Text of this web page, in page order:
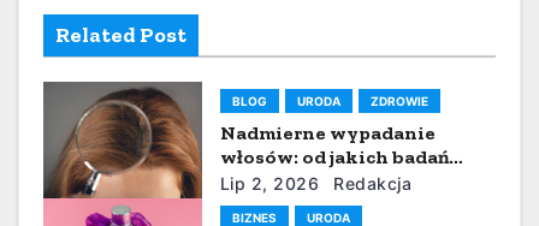
w
i
a
Related Post
BLOG URODA ZDROWIE
Nadmierne wypadanie
włosów: od jakich badań
zacząć i co pokazuje analiza
pierwiastkowa włosa?
Lip 2, 2026 Redakcja
BIZNES URODA